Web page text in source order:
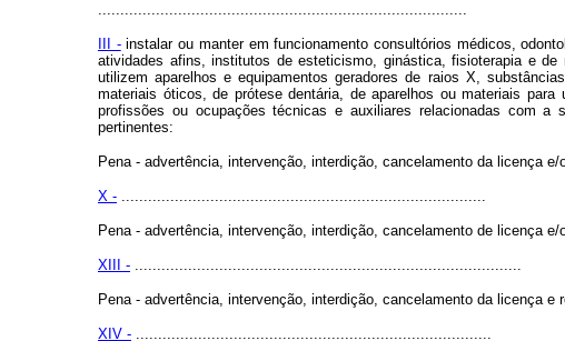
...................................................................................
III -instalar ou manter em funcionamento consultórios médicos,
atividades afins, institutos de esteticismo, ginástica, fisioterapia e
utilizem aparelhos e equipamentos geradores de raios X,
materiais óticos, de prótese dentária, de aparelhos ou materiais
profissões ou ocupações técnicas e auxiliares relacionadas com a
pertinentes:
Pena - advertência, intervenção, interdição, cancelamento da licença e/
X - ..................................................................................
Pena - advertência, intervenção, interdição, cancelamento de licença e/
XIII - .......................................................................................
Pena - advertência, intervenção, interdição, cancelamento da licença e
XIV - ................................................................................